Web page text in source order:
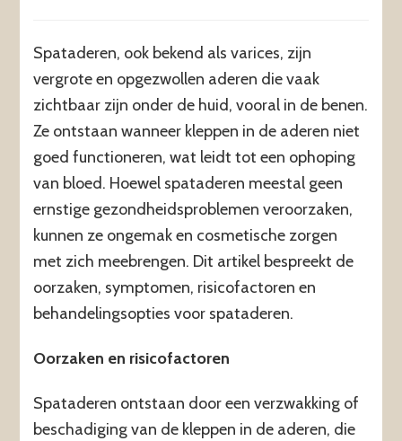
Spataderen, ook bekend als varices, zijn
vergrote en opgezwollen aderen die vaak
zichtbaar zijn onder de huid, vooral in de benen.
Ze ontstaan wanneer kleppen in de aderen niet
goed functioneren, wat leidt tot een ophoping
van bloed. Hoewel spataderen meestal geen
ernstige gezondheidsproblemen veroorzaken,
kunnen ze ongemak en cosmetische zorgen
met zich meebrengen. Dit artikel bespreekt de
oorzaken, symptomen, risicofactoren en
behandelingsopties voor spataderen.
Oorzaken en risicofactoren
Spataderen ontstaan door een verzwakking of
beschadiging van de kleppen in de aderen, die